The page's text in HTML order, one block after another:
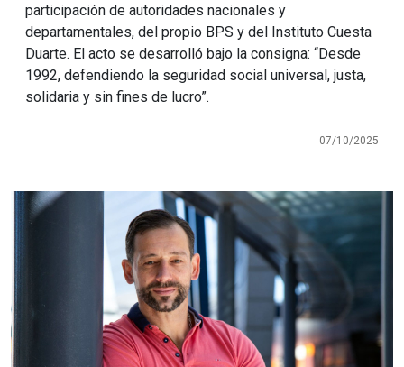
participación de autoridades nacionales y
departamentales, del propio BPS y del Instituto Cuesta
Duarte. El acto se desarrolló bajo la consigna: “Desde
1992, defendiendo la seguridad social universal, justa,
solidaria y sin fines de lucro”.
07/10/2025
Imagen